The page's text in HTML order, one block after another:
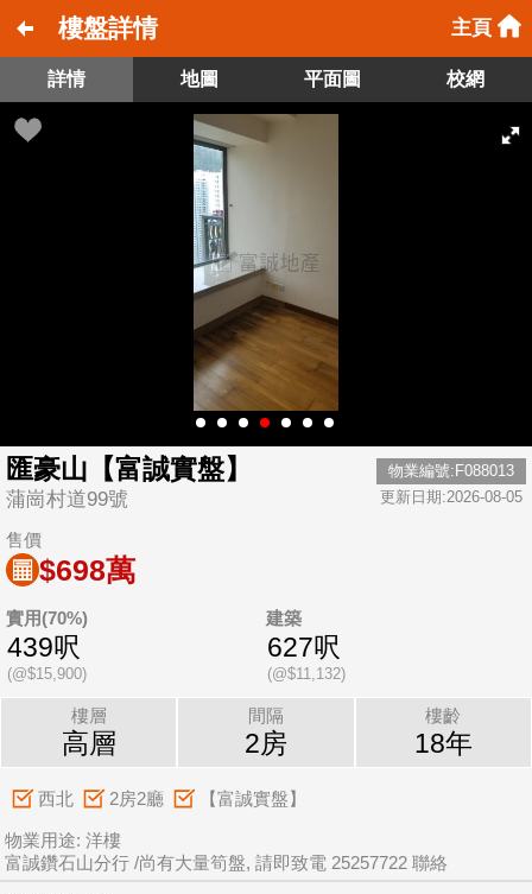
樓盤詳情 主頁
詳情 地圖 平面圖 校網
匯豪山【富誠實盤】
蒲崗村道99號
物業編號:F088013
更新日期:2026-08-05
售價
$698萬
實用(70%)
439呎
(@$15,900)
建築
627呎
(@$11,132)
樓層
高層
間隔
2房
樓齡
18年
西北 2房2廳 【富誠實盤】
物業用途: 洋樓
富誠鑽石山分行 /尚有大量筍盤, 請即致電 25257722 聯絡